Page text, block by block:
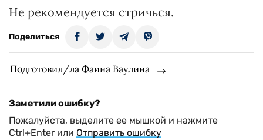
Не рекомендуется стричься.
Поделиться
Подготовил/ла Фаина Ваулина
Заметили ошибку?
Пожалуйста, выделите ее мышкой и нажмите
Ctrl+Enter или Отправить ошибку